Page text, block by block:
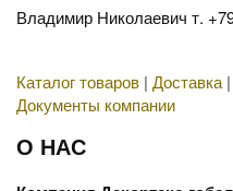
Владимир Николаевич т.
Каталог товаров | Доставка |
Документы компании
О НАС